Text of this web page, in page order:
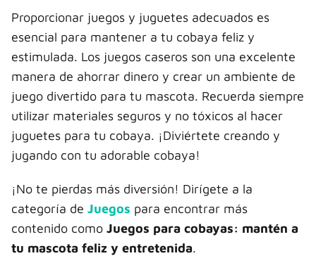
Proporcionar juegos y juguetes adecuados es
esencial para mantener a tu cobaya feliz y
estimulada. Los juegos caseros son una excelente
manera de ahorrar dinero y crear un ambiente de
juego divertido para tu mascota. Recuerda siempre
utilizar materiales seguros y no tóxicos al hacer
juguetes para tu cobaya. ¡Diviértete creando y
jugando con tu adorable cobaya!
¡No te pierdas más diversión! Dirígete a la
categoría de Juegos para encontrar más
contenido como Juegos para cobayas: mantén a
tu mascota feliz y entretenida.